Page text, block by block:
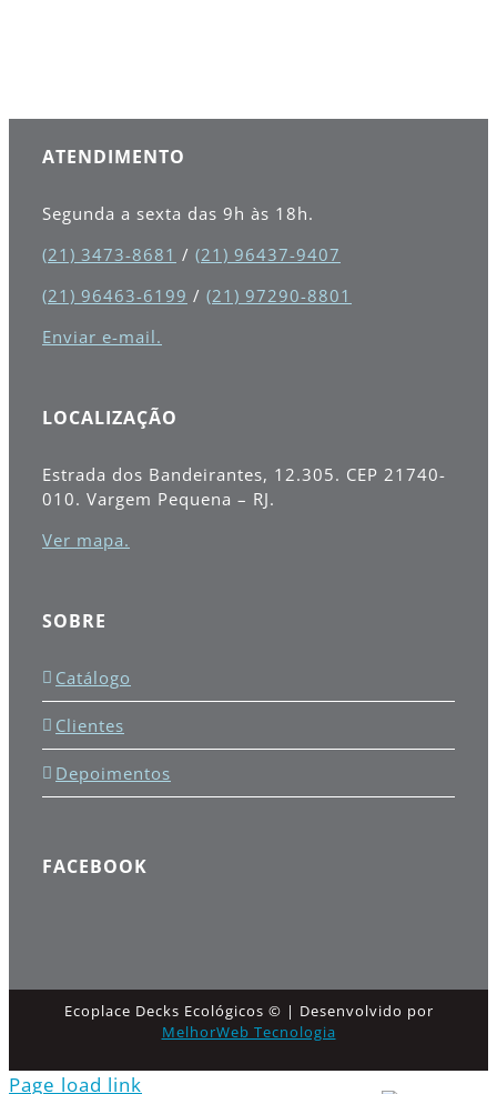
ATENDIMENTO
Segunda a sexta das 9h às 18h.
(21) 3473-8681 / (21) 96437-9407
(21) 96463-6199 / (21) 97290-8801
Enviar e-mail.
LOCALIZAÇÃO
Estrada dos Bandeirantes, 12.305. CEP 21740-
010. Vargem Pequena – RJ.
Ver mapa.
SOBRE
Catálogo
Clientes
Depoimentos
FACEBOOK
Ecoplace Decks Ecológicos © | Desenvolvido por
MelhorWeb Tecnologia
Page load link